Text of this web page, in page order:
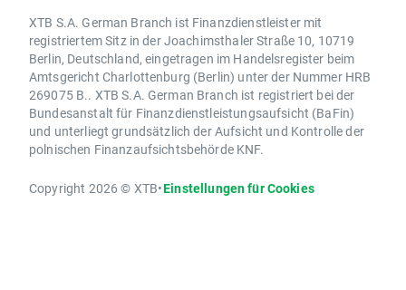
XTB S.A. German Branch ist Finanzdienstleister mit
registriertem Sitz in der Joachimsthaler Straße 10, 10719
Berlin, Deutschland, eingetragen im Handelsregister beim
Amtsgericht Charlottenburg (Berlin) unter der Nummer HRB
269075 B.. XTB S.A. German Branch ist registriert bei der
Bundesanstalt für Finanzdienstleistungsaufsicht (BaFin)
und unterliegt grundsätzlich der Aufsicht und Kontrolle der
polnischen Finanzaufsichtsbehörde KNF.
Copyright 2026 © XTB•Einstellungen für Cookies